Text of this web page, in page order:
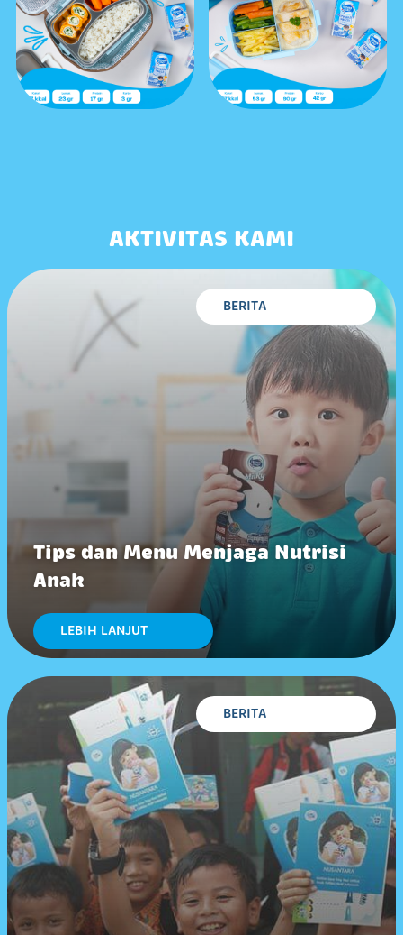
AKTIVITAS KAMI
Tips dan Menu Menjaga Nutrisi
Anak
LEBIH LANJUT
BERITA
BERITA